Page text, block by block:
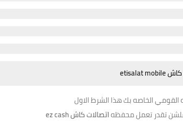
كاشetisalat mobile
الخاصه بك هذا الشرط الاول
اتصالات كاشez cash